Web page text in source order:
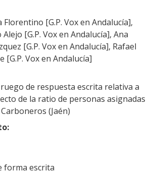
Florentino [G.P. Vox en Andalucía],
[G.P. Vox en Andalucía], Ana
[G.P. Vox en Andalucía], Rafael
[G.P. Vox en Andalucía]
de respuesta escrita relativa a
de la ratio de personas asignadas
(Jaén)
forma escrita